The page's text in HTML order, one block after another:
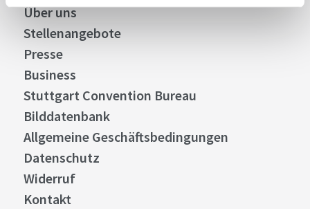
Über uns
Stellenangebote
Presse
Business
Stuttgart Convention Bureau
Bilddatenbank
Allgemeine Geschäftsbedingungen
Datenschutz
Widerruf
Kontakt